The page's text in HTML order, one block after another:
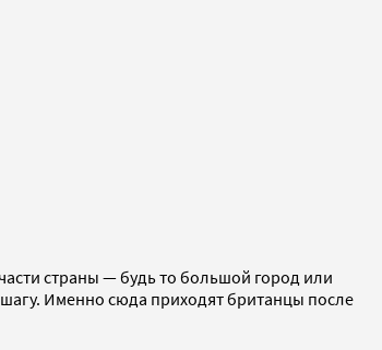
страны — будь то большой город или
Именно сюда приходят британцы после